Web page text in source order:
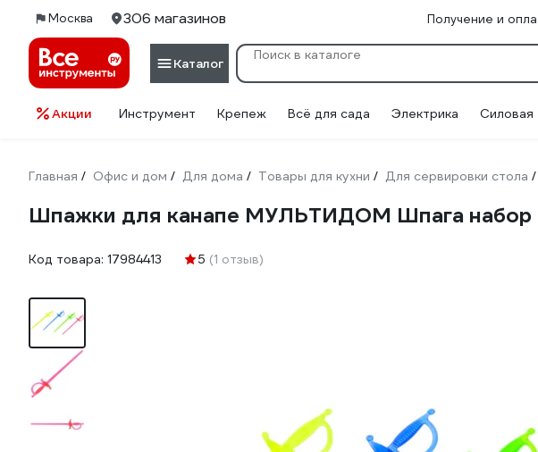
Москва 306 магазинов Получение и
Каталог
Акции Инструмент Крепеж Всё для сада Электрика Силовая
Главная / Офис и дом / Для дома / Товары для кухни / Для сервировки стола /
Шпажки для канапе МУЛЬТИДОМ Шпага
Код товара: 17984413 5 (1 отзыв)